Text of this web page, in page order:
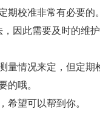
期校准非常有必要的。
因此需要及时的维
量情况来定，但定
的哦。
希望可以帮到你。